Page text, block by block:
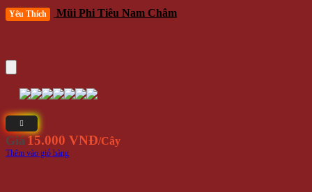
Yêu Thích Mũi Phi Tiêu Nam Châm
Giá15.000 VNĐ/Cây
Thêm vào giỏ hàng